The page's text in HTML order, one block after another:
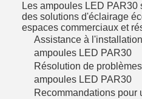
Les ampoules LED
des solutions d'éclairage
espaces commerciaux et
Assistance à
ampoules LED PAR30
Résolution de
ampoules LED PAR30
Recommandations pour